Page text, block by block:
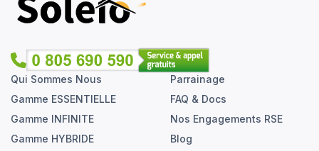
Qui Sommes Nous
Gamme ESSENTIELLE
Gamme INFINITE
Gamme HYBRIDE
Parrainage
FAQ & Docs
Nos Engagements RSE
Blog